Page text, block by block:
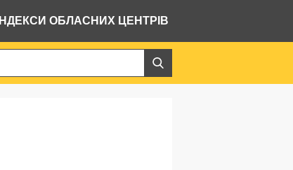
ІНДЕКСИ ОБЛАСНИХ ЦЕНТРІВ